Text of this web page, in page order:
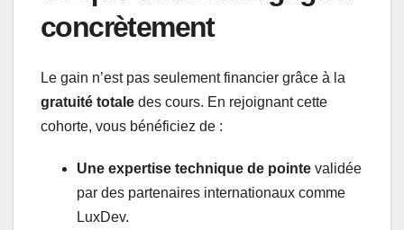
concrètement
Le gain n’est pas seulement financier grâce à la
gratuité totale des cours. En rejoignant cette
cohorte, vous bénéficiez de :
Une expertise technique de pointe validée
par des partenaires internationaux comme
LuxDev.